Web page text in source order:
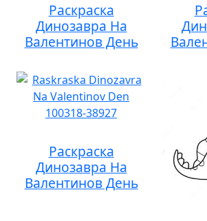
Раскраска
Динозавра На
Валентинов День
Раскраска
Динозавра На
Валентинов День